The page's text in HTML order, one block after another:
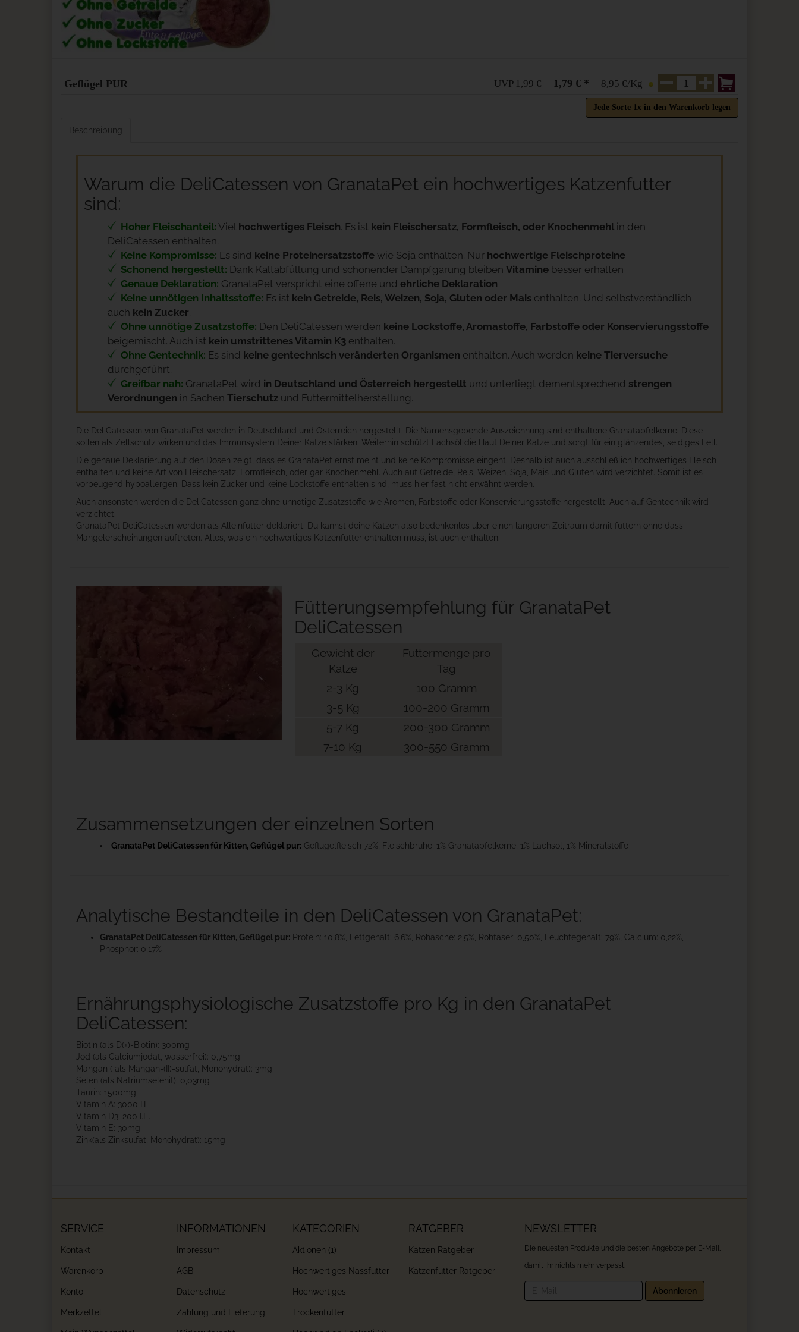
Geflügel PUR UVP1,99 € 1,79 € * 8,95 €/Kg
Jede Sorte 1x in den Warenkorb legen
Beschreibung
Warum die DeliCatessen von GranataPet ein hochwertiges Katzenfutter
sind:
Hoher Fleischanteil: Viel hochwertiges Fleisch. Es ist kein Fleischersatz, Formfleisch, oder Knochenmehl in den
DeliCatessen enthalten.
Keine Kompromisse: Es sind keine Proteinersatzstoffe wie Soja enthalten. Nur hochwertige Fleischproteine
Schonend hergestellt: Dank Kaltabfüllung und schonender Dampfgarung bleiben Vitamine besser erhalten
Genaue Deklaration: GranataPet verspricht eine offene und ehrliche Deklaration
Keine unnötigen Inhaltsstoffe: Es ist kein Getreide, Reis, Weizen, Soja, Gluten oder Mais enthalten. Und selbstverständlich
auch kein Zucker.
Ohne unnötige Zusatzstoffe: Den DeliCatessen werden keine Lockstoffe, Aromastoffe, Farbstoffe oder Konservierungsstoffe
beigemischt. Auch ist kein umstrittenes Vitamin K3 enthalten.
Ohne Gentechnik: Es sind keine gentechnisch veränderten Organismen enthalten. Auch werden keine Tierversuche
durchgeführt.
Greifbar nah: GranataPet wird in Deutschland und Österreich hergestellt und unterliegt dementsprechend strengen
Verordnungen in Sachen Tierschutz und Futtermittelherstellung.
Die DeliCatessen von GranataPet werden in Deutschland und Österreich hergestellt. Die Namensgebende Auszeichnung sind enthaltene Granatapfelkerne. Diese
sollen als Zellschutz wirken und das Immunsystem Deiner Katze stärken. Weiterhin schützt Lachsöl die Haut Deiner Katze und sorgt für ein glänzendes, seidiges Fell.
Die genaue Deklarierung auf den Dosen zeigt, dass es GranataPet ernst meint und keine Kompromisse eingeht. Deshalb ist auch ausschließlich hochwertiges Fleisch
enthalten und keine Art von Fleischersatz, Formfleisch, oder gar Knochenmehl. Auch auf Getreide, Reis, Weizen, Soja, Mais und Gluten wird verzichtet. Somit ist es
vorbeugend hypoallergen. Dass kein Zucker und keine Lockstoffe enthalten sind, muss hier fast nicht erwähnt werden.
Auch ansonsten werden die DeliCatessen ganz ohne unnötige Zusatzstoffe wie Aromen, Farbstoffe oder Konservierungsstoffe hergestellt. Auch auf Gentechnik wird
verzichtet.
GranataPet DeliCatessen werden als Alleinfutter deklariert. Du kannst deine Katzen also bedenkenlos über einen längeren Zeitraum damit füttern ohne dass
Mangelerscheinungen auftreten. Alles, was ein hochwertiges Katzenfutter enthalten muss, ist auch enthalten.
Fütterungsempfehlung für GranataPet
DeliCatessen
Gewicht der
Katze
Futtermenge pro
Tag
2-3 Kg
100 Gramm
3-5 Kg
100-200 Gramm
5-7 Kg
200-300 Gramm
7-10 Kg
300-550 Gramm
Zusammensetzungen der einzelnen Sorten
GranataPet DeliCatessen für Kitten, Geflügel pur: Geflügelfleisch 72%, Fleischbrühe, 1% Granatapfelkerne, 1% Lachsöl, 1% Mineralstoffe
Analytische Bestandteile in den DeliCatessen von GranataPet:
GranataPet DeliCatessen für Kitten, Geflügel pur: Protein: 10,8%, Fettgehalt: 6,6%, Rohasche: 2,5%, Rohfaser: 0,50%, Feuchtegehalt: 79%, Calcium: 0,22%,
Phosphor: 0,17%
Ernährungsphysiologische Zusatzstoffe pro Kg in den GranataPet
DeliCatessen:
Biotin (als D(+)-Biotin): 300mg
Jod (als Calciumjodat, wasserfrei): 0,75mg
Mangan ( als Mangan-(II)-sulfat, Monohydrat): 3mg
Selen (als Natriumselenit): 0,03mg
Taurin: 1500mg
Vitamin A: 3000 I.E
Vitamin D3: 200 I.E.
Vitamin E: 30mg
Zink(als Zinksulfat, Monohydrat): 15mg
SERVICE
Kontakt
Warenkorb
Konto
Merkzettel
INFORMATIONEN
Impressum
AGB
Datenschutz
Zahlung und Lieferung
KATEGORIEN
Aktionen (1)
Hochwertiges Nassfutter
Hochwertiges
Trockenfutter
RATGEBER
Katzen Ratgeber
Katzenfutter Ratgeber
NEWSLETTER
Die neuesten Produkte und die besten Angebote per E-Mail,
damit Ihr nichts mehr verpasst.
Abonnieren